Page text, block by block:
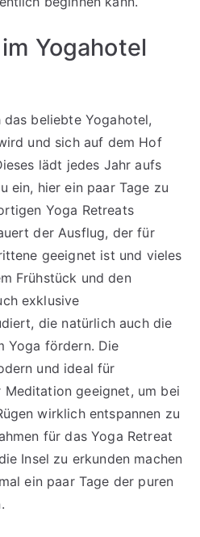
Yogahotel
beliebte Yogahotel,
und sich auf dem Hof
lädt jedes Jahr aufs
ein, hier ein paar Tage zu
Yoga Retreats
der Ausflug, der für
geeignet ist und vieles
Frühstück und den
exklusive
die natürlich auch die
Yoga fördern. Die
und ideal für
Meditation geeignet, um bei
wirklich entspannen zu
für das Yoga Retreat
Insel zu erkunden machen
ein paar Tage der puren